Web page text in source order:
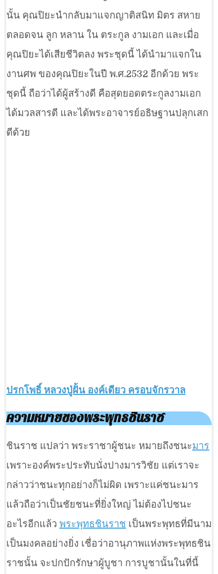
นั้น คุณปิยะนำกลับมาแจกญาติสนิท มิตร สหาย
ตลอดจน ลูก หลาน ใน ตระกูล งามเอก และเมื่อ
คุณปิยะได้เสียชีวิตลง พระชุดนี้ ได้นำมาแจกใน
งานศพ ของคุณปิยะในปี พ.ศ.2532 อีกด้วย พระ
ชุดนี้ ถือว่าได้ผู้สร้างดี คือสุดยอดตระกูลงามเอก
ได้มวลสารดี และได้พระอาจารย์อธิษฐานปลุกเสก
ดีด้วย
ปรกโพธิ์ หลวงปู่ฝั้น องค์เดียว ครอบจักรวาล
ความหมายของพระพุทธชินราช
ชินราช แปลว่า พระราชาผู้ชนะ หมายถึงชนะมาร
เพราะองค์พระประทับนั่งปางมารวิชัย แต่เราจะ
กล่าวว่าชนะทุกอย่างก็ไม่ผิด เพราะแค่ชนะมาร
แล้วถือว่าเป็นชัยชนะที่ยิ่งใหญ่ ไม่ต้องไปชนะ
อะไรอีกแล้ว พระพุทธชินราช เป็นพระพุทธที่มีนาม
เป็นมงคลอย่างยิ่ง เชื่อว่าอานุภาพแห่งพระพุทธชิน
ราชนั้น จะปกปักรักษาผู้บูชา การบูชานั้นในที่นี้